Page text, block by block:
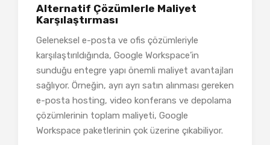
Alternatif Çözümlerle Maliyet
Karşılaştırması
Geleneksel e-posta ve ofis çözümleriyle
karşılaştırıldığında, Google Workspace’in
sunduğu entegre yapı önemli maliyet avantajları
sağlıyor. Örneğin, ayrı ayrı satın alınması gereken
e-posta hosting, video konferans ve depolama
çözümlerinin toplam maliyeti, Google
Workspace paketlerinin çok üzerine çıkabiliyor.